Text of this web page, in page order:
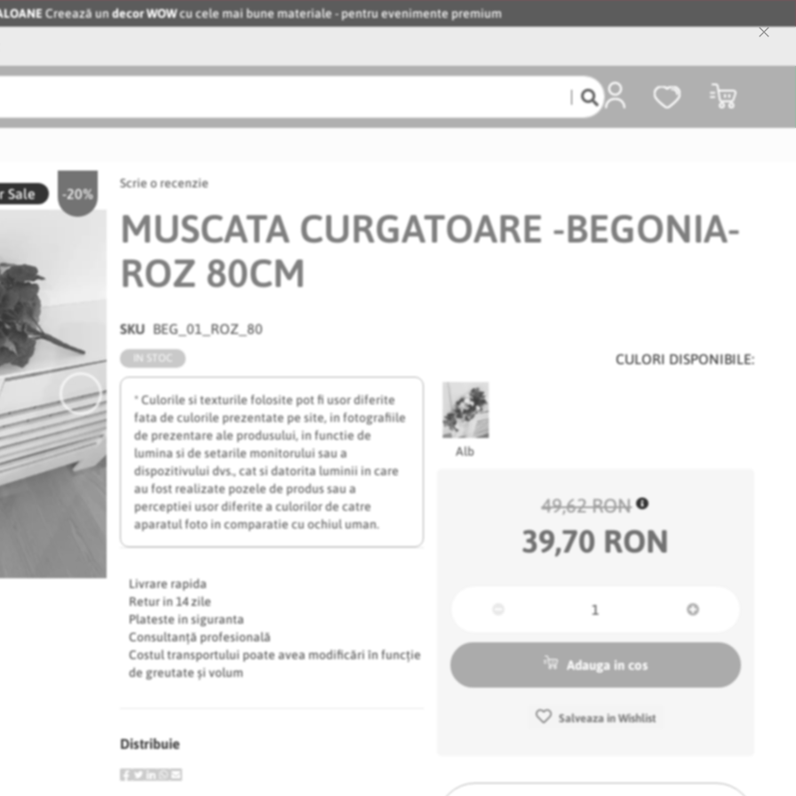
Creează undecor WOWcu cele mai bune materiale - pentru evenimente premium
Coșul meu
-20%
Sale
Scrie o recenzie
MUSCATA CURGATOARE -BEGONIA-
ROZ 80CM
SKU BEG_01_ROZ_80
* Culorile si texturile folosite pot fi usor diferite
fata de culorile prezentate pe site, in fotografiile
de prezentare ale produsului, in functie de
lumina si de setarile monitorului sau a
dispozitivului dvs., cat si datorita luminii in care
au fost realizate pozele de produs sau a
perceptiei usor diferite a culorilor de catre
aparatul foto in comparatie cu ochiul uman.
Livrare rapida
Retur in 14 zile
Plateste in siguranta
Consultanță profesională
Costul transportului poate avea modificări în funcție
de greutate și volum
Distribuie
CULORI DISPONIBILE:
Alb
49,62 RON
39,70 RON
Adauga in cos
Salveaza in Wishlist